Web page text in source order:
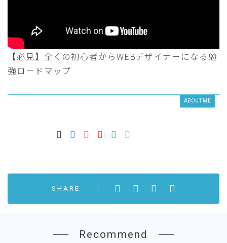
【必見】全くの初心者からWEBデザイナーになる勉
強ロードマップ
ABOUT ME
SHARE
Recommend